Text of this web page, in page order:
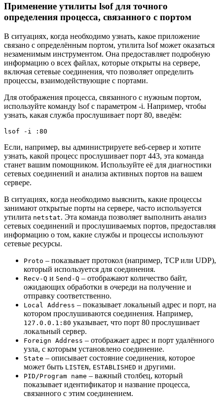
Применение утилиты lsof для точного
определения процесса, связанного с портом
В ситуациях, когда необходимо узнать, какое приложение
связано с определённым портом, утилита lsof может оказаться
незаменимым инструментом. Она предоставляет подробную
информацию о всех файлах, которые открыты на сервере,
включая сетевые соединения, что позволяет определить
процессы, взаимодействующие с портами.
Для отображения процесса, связанного с нужным портом,
используйте команду lsof с параметром -i. Например, чтобы
узнать, какая служба прослушивает порт 80, введём:
lsof -i :80
Если, например, вы администрируете веб-сервер и хотите
узнать, какой процесс прослушивает порт 443, эта команда
станет вашим помощником. Используйте её для диагностики
сетевых соединений и анализа активных портов на вашем
сервере.
В ситуациях, когда необходимо выяснить, какие процессы
занимают открытые порты на сервере, часто используется
утилита netstat. Эта команда позволяет выполнить анализ
сетевых соединений и прослушиваемых портов, предоставляя
информацию о том, какие службы и процессы используют
сетевые ресурсы.
Proto – показывает протокол (например, TCP или UDP),
который используется для соединения.
Recv-Q и Send-Q – отображают количество байт,
ожидающих обработки в очереди на получение и
отправку соответственно.
Local Address – показывает локальный адрес и порт, на
котором прослушиваются соединения. Например,
127.0.0.1:80 указывает, что порт 80 прослушивает
локальный сервер.
Foreign Address – отображает адрес и порт удалённого
узла, с которым установлено соединение.
State – описывает состояние соединения, которое
может быть LISTEN, ESTABLISHED и другими.
PID/Program name – важный столбец, который
показывает идентификатор и название процесса,
связанного с этим соединением.